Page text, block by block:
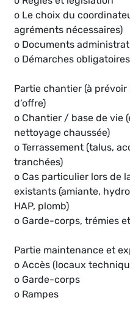
o Le choix du
agréments nécessaires)
o Documents
o Démarches
Partie chantier (à prévoir
d’offre)
o Chantier / base de vie
nettoyage chaussée)
o Terrassement (talus,
tranchées)
o Cas particulier lors de
existants (amiante,
HAP, plomb)
o Garde-corps, trémies
Partie maintenance et
o Accès (locaux
o Garde-corps
o Rampes